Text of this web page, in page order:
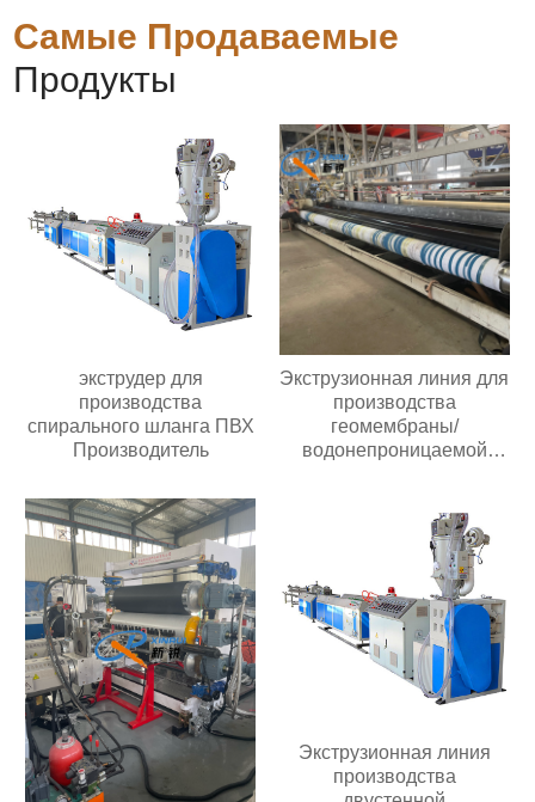
Самые Продаваемые
Продукты
экструдер для
производства
спирального шланга ПВХ
Производитель
Экструзионная линия для
производства
геомембраны/
водонепроницаемой
Экструзионная линия
производства